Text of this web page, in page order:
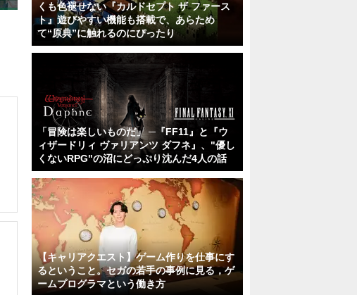
くも色褪せない『カルドセプト ザ ファース
ト』遊びやすい機能も搭載で、あらため
て“原典”に触れるのにぴったり
「冒険は楽しいものだ」 ─『FF11』と『ウ
ィザードリィ ヴァリアンツ ダフネ』、"優し
くないRPG"の沼にどっぷり沈んだ4人の話
【キャリアクエスト】ゲーム作りを仕事にす
るということ。セガの若手の事例に見る，ゲ
ームプログラマという働き方